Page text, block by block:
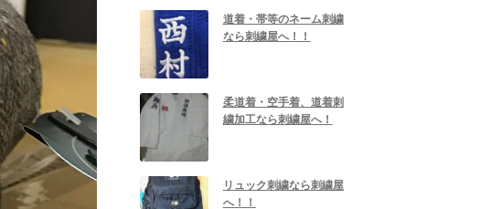
道着・帯等のネーム刺繍
なら刺繍屋へ！！
柔道着・空手着、道着刺
繍加工なら刺繍屋へ！
リュック刺繍なら刺繍屋
へ！！